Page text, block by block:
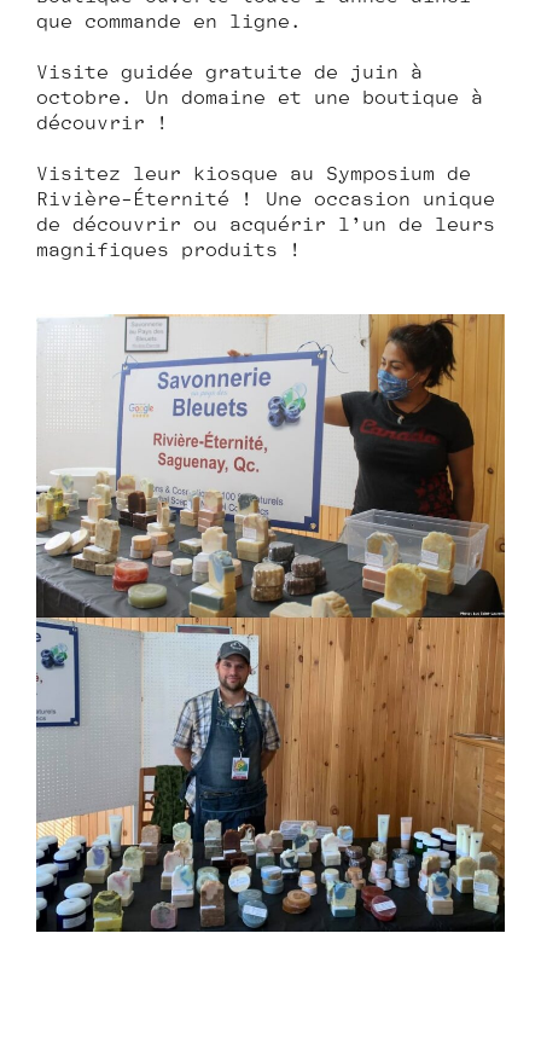
que commande en ligne.
Visite guidée gratuite de juin à
octobre. Un domaine et une boutique à
découvrir !
Visitez leur kiosque au Symposium de
Rivière-Éternité ! Une occasion unique
de découvrir ou acquérir l’un de leurs
magnifiques produits !